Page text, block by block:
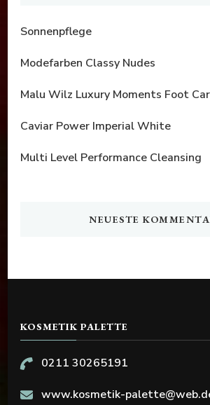
Sonnenpflege
Modefarben Classy Nudes
Malu Wilz Luxury Moments Foot
Caviar Power Imperial White
Multi Level Performance Cleansing
NEUESTE
KOSMETIK PALETTE
0211 30265191
www.kosmetik-